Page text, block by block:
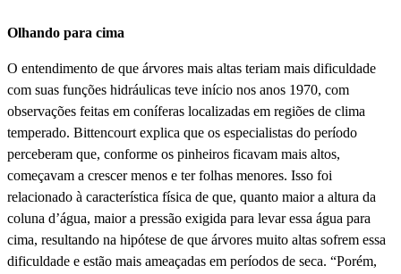
Olhando para cima
O entendimento de que árvores mais altas teriam mais dificuldade
com suas funções hidráulicas teve início nos anos 1970, com
observações feitas em coníferas localizadas em regiões de clima
temperado. Bittencourt explica que os especialistas do período
perceberam que, conforme os pinheiros ficavam mais altos,
começavam a crescer menos e ter folhas menores. Isso foi
relacionado à característica física de que, quanto maior a altura da
coluna d’água, maior a pressão exigida para levar essa água para
cima, resultando na hipótese de que árvores muito altas sofrem essa
dificuldade e estão mais ameaçadas em períodos de seca. “Porém,